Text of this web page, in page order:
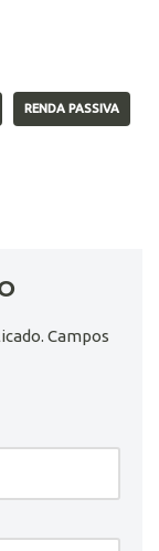
RENDA PASSIVA
Campos